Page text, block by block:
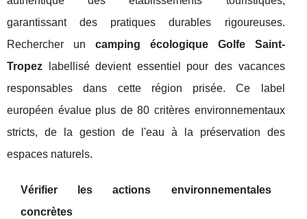
garantissant des pratiques durables rigoureuses.
Rechercher un camping écologique Golfe Saint-
Tropez labellisé devient essentiel pour des vacances
responsables dans cette région prisée. Ce label
européen évalue plus de 80 critères environnementaux
stricts, de la gestion de l'eau à la préservation des
espaces naturels.
Vérifier les actions environnementales
concrètes